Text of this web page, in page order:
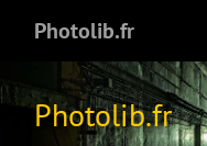
Photolib.fr
Photolib.fr